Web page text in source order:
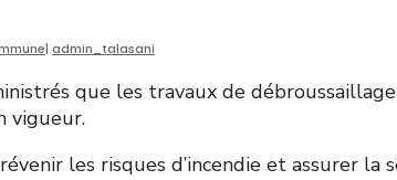
| admin_talasani
que les travaux de
vigueur.
les risques d’incendie et assurer la